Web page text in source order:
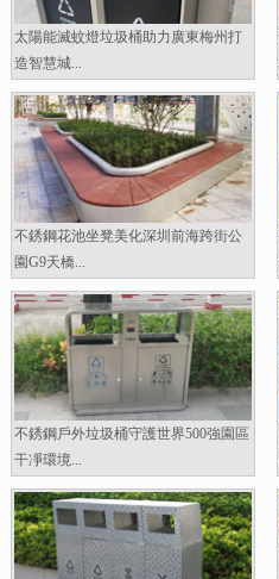
太陽能滅蚊燈垃圾桶助力廣東梅州打
造智慧城...
不銹鋼花池坐凳美化深圳前海跨街公
園G9天橋...
不銹鋼戶外垃圾桶守護世界500強園區
干凈環境...